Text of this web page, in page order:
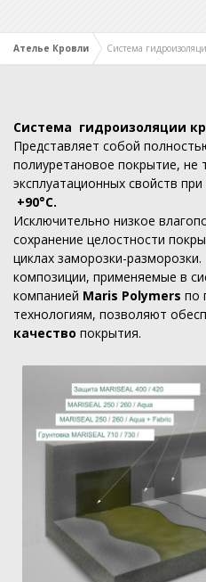
Ателье Кровли Система
Система гидроизоляции
Представляет собой
полиуретановое покрытие, не
эксплуатационных свойств
+90°С.
Исключительно низкое
сохранение целостности
циклах заморозки-
композиции, применяемые в
компанией Maris Polymers по
технологиям, позволяют
качество покрытия.